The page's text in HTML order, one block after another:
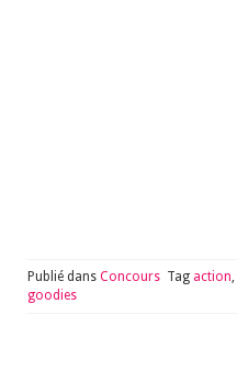
Publié dans Concours Tag action,
goodies